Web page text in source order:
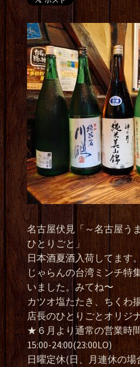
名古屋伏見「～名古屋う
ひとりごと」
日本酒夏酒入荷してます。
じゃらんの台湾ミンチ特
いました。みてね〜
カツオ塩たたき、ちくわ
店長のひとりごとオリジ
★６月より通常の営業時
15:00-24:00(23:00LO)
日曜定休(日、月連休の